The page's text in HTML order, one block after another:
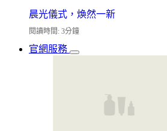
晨光儀式，煥然一新
閱讀時間: 3分鐘
官網服務